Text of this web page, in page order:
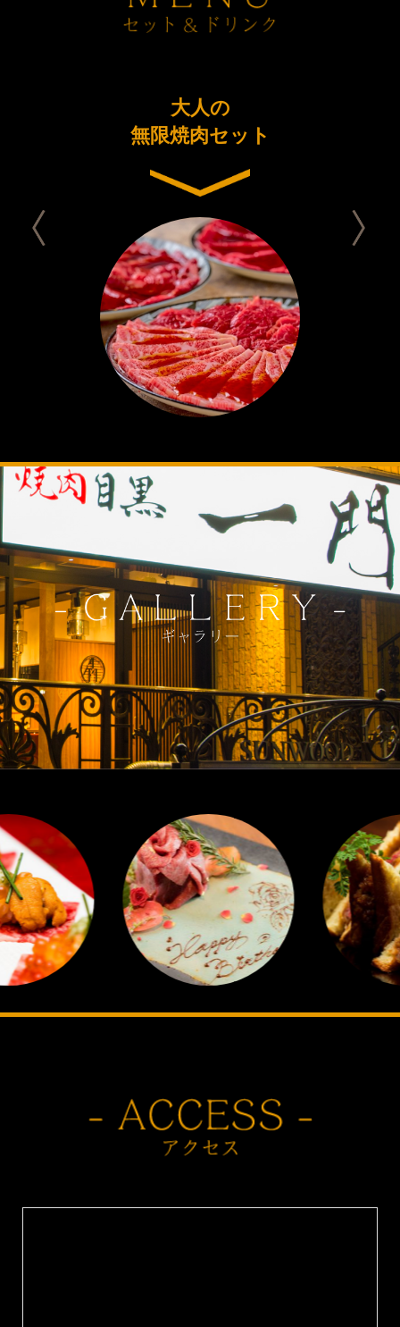
大人の
無限焼肉セット